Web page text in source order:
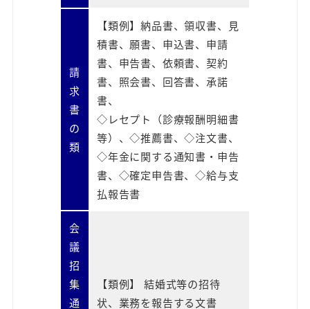
請
求
書
の
類
【類例】納品書、領収書、見
積書、願書、申込書、申請
書、申告書、依頼書、契約
書、照会書、回答書、承諾
書、
◇レセプト（診療報酬明細書
等）、◇推薦書、◇注文書、
◇年金に関する通知書・申告
書、◇確定申告書、◇給与支
払報告書
会
議
招
集
通
【類例】 結婚式等の招待
状、業務を報告する文書